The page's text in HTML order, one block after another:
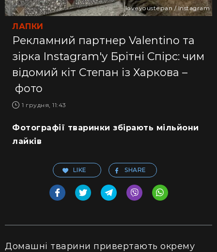
ЛАПКИ
Рекламний партнер Valentino та
зірка Instagram'у Брітні Спірс: чим
відомий кіт Степан із Харкова –
фото
1 грудня, 11:43
loveyoustepan / Instagram
Фотографії тваринки збірають мільйони
лайків
LIKE SHARE
Домашні тварини привертають окрему